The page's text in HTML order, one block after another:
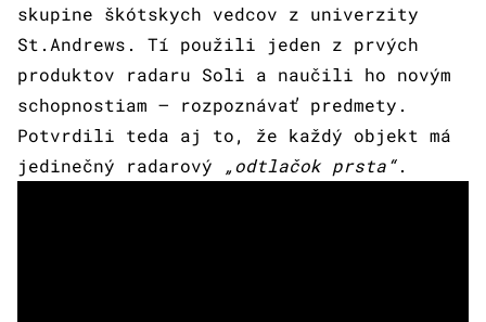
skupine škótskych vedcov z univerzity
St.Andrews. Tí použili jeden z prvých
produktov radaru Soli a naučili ho novým
schopnostiam – rozpoznávať predmety.
Potvrdili teda aj to, že každý objekt má
jedinečný radarový
„odtlačok prsta“.